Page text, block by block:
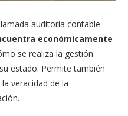
auditoría contable
económicamente
se realiza la gestión
estado. Permite también
veracidad de la